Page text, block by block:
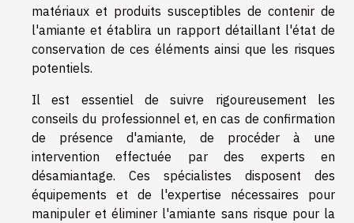
matériaux et produits susceptibles de contenir de
l'amiante et établira un rapport détaillant l'état de
conservation de ces éléments ainsi que les risques
potentiels.
Il est essentiel de suivre rigoureusement les
conseils du professionnel et, en cas de confirmation
de présence d'amiante, de procéder à une
intervention effectuée par des experts en
désamiantage. Ces spécialistes disposent des
équipements et de l'expertise nécessaires pour
manipuler et éliminer l'amiante sans risque pour la